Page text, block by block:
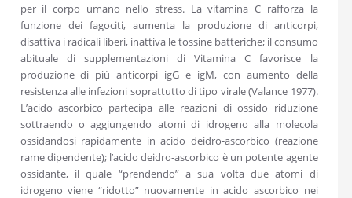
per il corpo umano nello stress. La vitamina C rafforza la
funzione dei fagociti, aumenta la produzione di anticorpi,
disattiva i radicali liberi, inattiva le tossine batteriche; il consumo
abituale di supplementazioni di Vitamina C favorisce la
produzione di più anticorpi igG e igM, con aumento della
resistenza alle infezioni soprattutto di tipo virale (Valance 1977).
L’acido ascorbico partecipa alle reazioni di ossido riduzione
sottraendo o aggiungendo atomi di idrogeno alla molecola
ossidandosi rapidamente in acido deidro-ascorbico (reazione
rame dipendente); l’acido deidro-ascorbico è un potente agente
ossidante, il quale “prendendo” a sua volta due atomi di
idrogeno viene “ridotto” nuovamente in acido ascorbico nei